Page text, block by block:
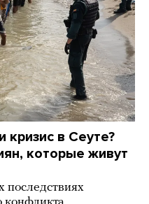
кризис в Сеуте?
которые живут
последствиях